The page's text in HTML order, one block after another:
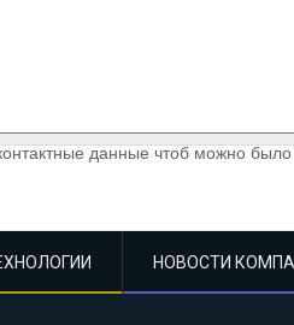
данные чтоб можно было
НОВОСТИ